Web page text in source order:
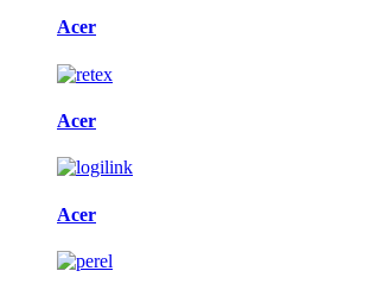
Acer
Acer
Acer